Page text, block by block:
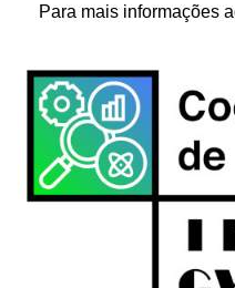
Para mais informações